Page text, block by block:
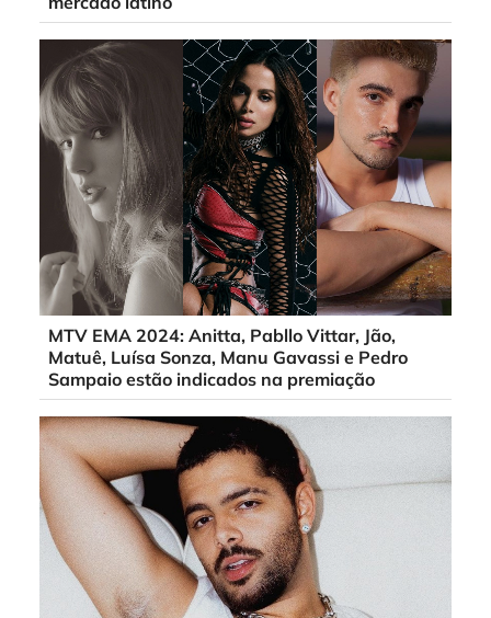
MTV EMA 2024: Anitta, Pabllo Vittar, Jão,
Matuê, Luísa Sonza, Manu Gavassi e Pedro
Sampaio estão indicados na premiação